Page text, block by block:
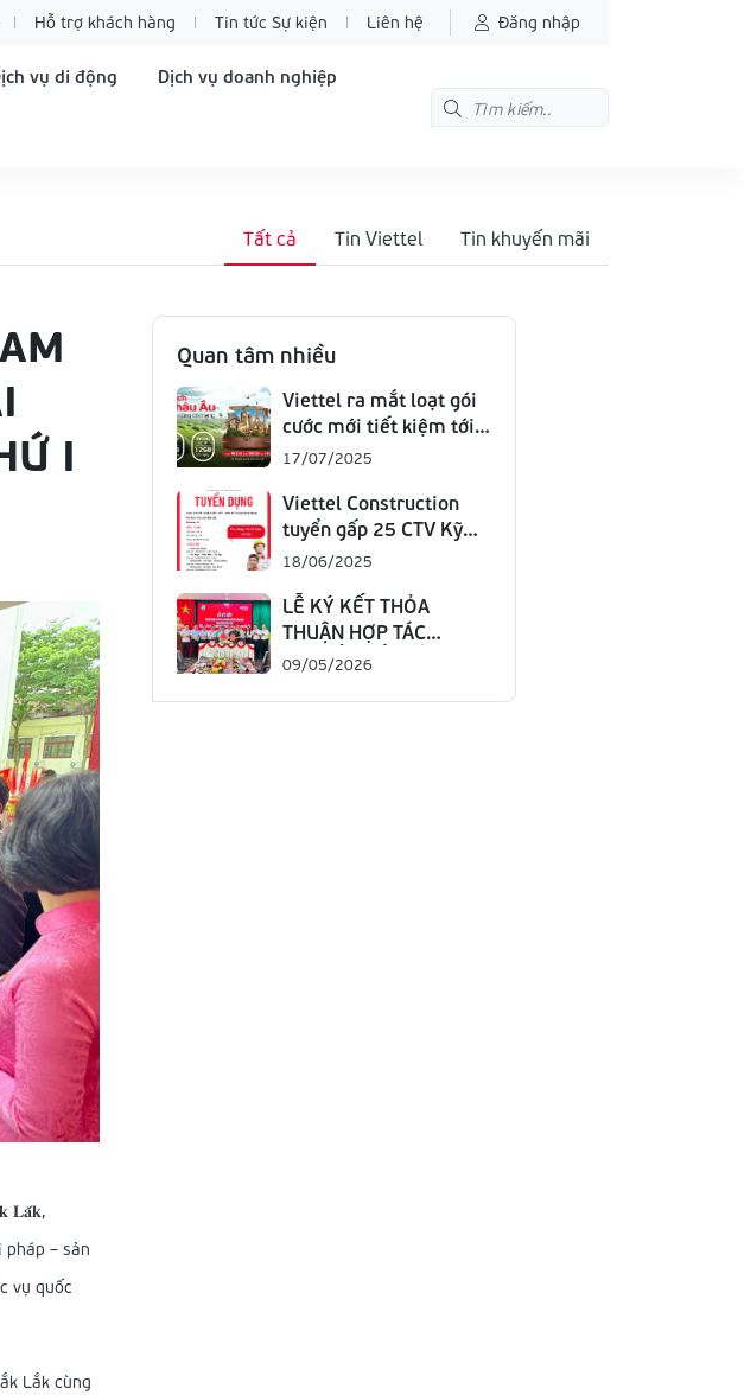
Hỗ trợ khách hàng Tin tức Sự kiện Liên hệ Đăng nhập
vụ di động Dịch vụ doanh nghiệp
Tất cả Tin Viettel Tin khuyến mãi
I
𝐋𝐚̆́𝐤,
– sản
vụ quốc
Lắk cùng
Quan tâm nhiều
Viettel ra mắt loạt gói
cước mới tiết kiệm tới
75% chi phí Data
17/07/2025
Viettel Construction
tuyển gấp 25 CTV Kỹ
thuật làm việc tại Đắk
18/06/2025
LỄ KÝ KẾT THỎA
THUẬN HỢP TÁC
CHUYỂN ĐỔI SỐ
ĐẮK LẮK GIAI ĐOẠN
09/05/2026